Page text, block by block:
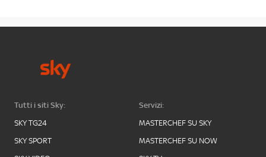
Tutti i siti Sky:
SKY TG24
SKY SPORT
Servizi:
MASTERCHEF SU SKY
MASTERCHEF SU NOW